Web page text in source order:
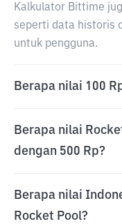
Kalkulator Bittime
seperti data historis
untuk pengguna.
Berapa nilai 100
Berapa nilai
dengan 500 Rp?
Berapa nilai
Rocket Pool?